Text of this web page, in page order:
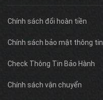
Chính sách đổi hoàn tiền
Chính sách bảo mật thông tin
Check Thông Tin Bảo Hành
Chính sách vận chuyển